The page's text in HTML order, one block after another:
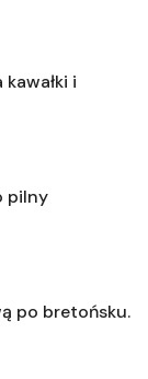
i
pilny
po bretońsku.